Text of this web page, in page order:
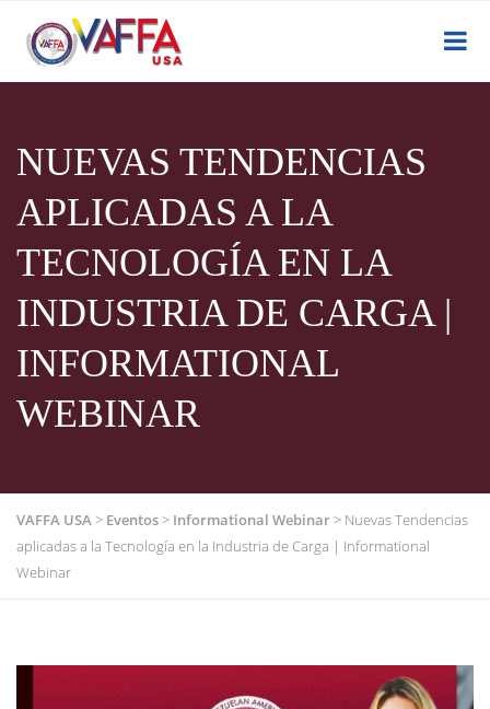
NUEVAS TENDENCIAS
APLICADAS A LA
TECNOLOGÍA EN LA
INDUSTRIA DE CARGA |
INFORMATIONAL
WEBINAR
VAFFA USA> Eventos> Informational Webinar> Nuevas Tendencias
aplicadas a la Tecnología en la Industria de Carga | Informational
Webinar